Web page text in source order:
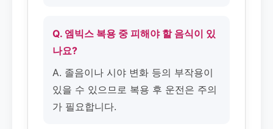
Q. 엠빅스 복용 중 피해야 할 음식이 있
나요?
A. 졸음이나 시야 변화 등의 부작용이
있을 수 있으므로 복용 후 운전은 주의
가 필요합니다.